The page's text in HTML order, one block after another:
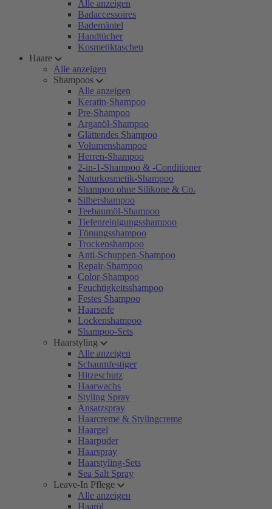
Alle anzeigen
Badaccessoires
Bademäntel
Handtücher
Kosmetiktaschen
Haare
Alle anzeigen
Shampoos
Alle anzeigen
Keratin-Shampoo
Pre-Shampoo
Arganöl-Shampoo
Glättendes Shampoo
Volumenshampoo
Herren-Shampoo
2-in-1-Shampoo & -Conditioner
Naturkosmetik-Shampoo
Shampoo ohne Silikone & Co.
Silbershampoo
Teebaumöl-Shampoo
Tiefenreinigungsshampoo
Tönungsshampoo
Trockenshampoo
Anti-Schuppen-Shampoo
Repair-Shampoo
Color-Shampoo
Feuchtigkeitsshampoo
Festes Shampoo
Haarseife
Lockenshampoo
Shampoo-Sets
Haarstyling
Alle anzeigen
Schaumfestiger
Hitzeschutz
Haarwachs
Styling Spray
Ansatzspray
Haarcreme & Stylingcreme
Haargel
Haarpuder
Haarspray
Haarstyling-Sets
Sea Salt Spray
Leave-In Pflege
Alle anzeigen
Haaröl